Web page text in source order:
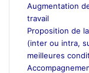
Augmentation
travail
Proposition de
(inter ou intra,
meilleures